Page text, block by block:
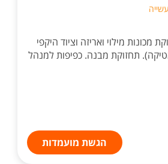
מכונות מילוי ואריזה וציוד היקפי
תחזוקת מבנה. כפיפות למנהל
הגשת מועמדות